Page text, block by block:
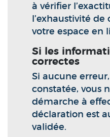
à vérifier
l’exhaustivité de
votre espace en
Si les
correctes
Si aucune
constatée, vous
démarche à
déclaration est
validée.